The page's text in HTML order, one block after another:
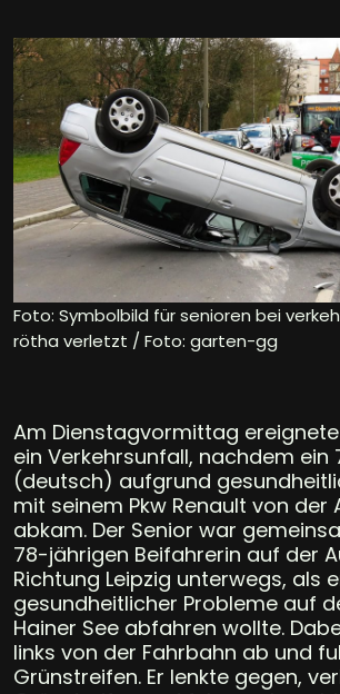
Foto: Symbolbild für senioren bei
rötha verletzt / Foto: garten-gg
Am Dienstagvormittag
ein Verkehrsunfall, nachdem
(deutsch) aufgrund
mit seinem Pkw Renault von der
abkam. Der Senior war
78-jährigen Beifahrerin auf der
Richtung Leipzig unterwegs, als
gesundheitlicher Probleme auf
Hainer See abfahren wollte.
links von der Fahrbahn ab und
Grünstreifen. Er lenkte gegen,